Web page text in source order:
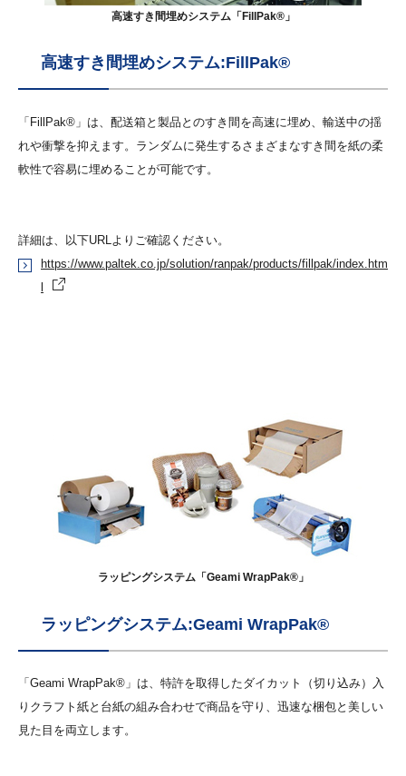
高速すき間埋めシステム「FillPak®」
高速すき間埋めシステム:FillPak®
「FillPak®」は、配送箱と製品とのすき間を高速に埋め、輸送中の揺
れや衝撃を抑えます。ランダムに発生するさまざまなすき間を紙の柔
軟性で容易に埋めることが可能です。
詳細は、以下URLよりご確認ください。
https://www.paltek.co.jp/solution/ranpak/products/fillpak/index.htm
ラッピングシステム「Geami WrapPak®」
ラッピングシステム:Geami WrapPak®
「Geami WrapPak®」は、特許を取得したダイカット（切り込み）入
りクラフト紙と台紙の組み合わせで商品を守り、迅速な梱包と美しい
見た目を両立します。